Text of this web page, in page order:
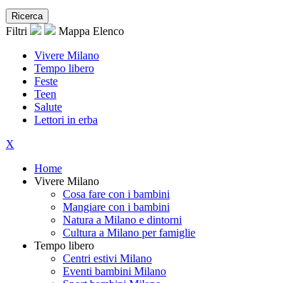
Ricerca
Filtri Mappa Elenco
Vivere Milano
Tempo libero
Feste
Teen
Salute
Lettori in erba
X
Home
Vivere Milano
Cosa fare con i bambini
Mangiare con i bambini
Natura a Milano e dintorni
Cultura a Milano per famiglie
Tempo libero
Centri estivi Milano
Eventi bambini Milano